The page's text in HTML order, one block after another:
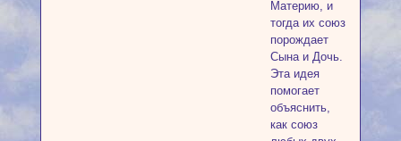
Материю, и
тогда их союз
порождает
Сына и Дочь.
Эта идея
помогает
объяснить,
как союз